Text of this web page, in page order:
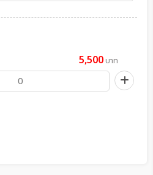
5,500 บาท